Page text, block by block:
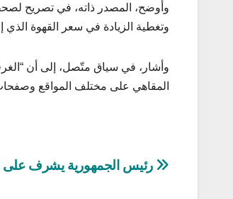
وأوضح، المصدر ذاته، في تصريح
وتغطية الزيادة في سعر القهوة الذي إرتفع من 20 دينارا إلى 34،5 دينارا
وأشار، في سياق متّصل، إلى أن
المقاهي على مختلف المواقع
تصفّح
رئيس الجمهورية يشرف على